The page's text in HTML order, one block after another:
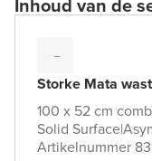
Inhoud van de
Storke Mata
100 x 52 cm
Solid Surface|
Artikelnummer